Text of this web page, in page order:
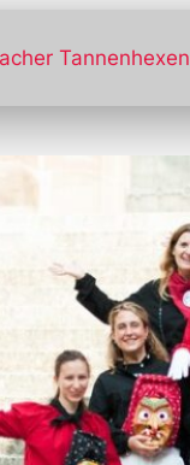
Tannenhexen